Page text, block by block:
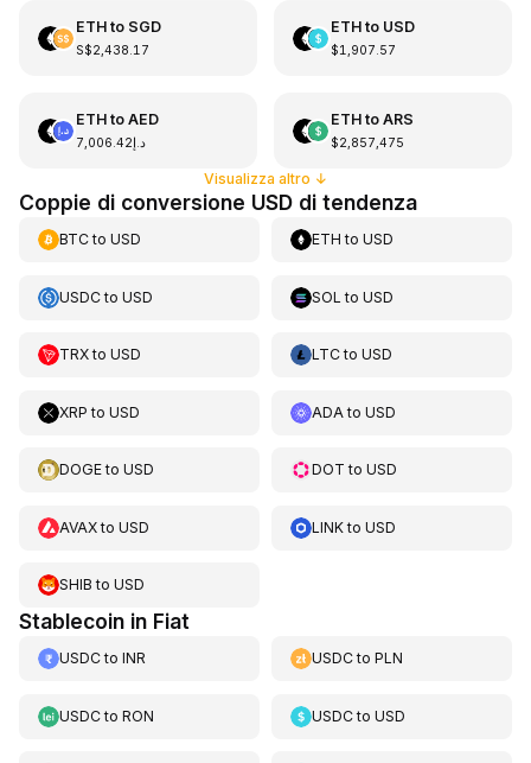
ETHto SGD
S$2,438.17
ETHto USD
$1,907.57
ETHto AED
د.إ7,006.42
ETHto ARS
$2,857,475
Visualizza altro ↓
Coppie di conversione USD di tendenza
BTCto USD ETH toUSD
USDCto USD SOL toUSD
TRXto USD LTCtoUSD
XRP to USD ADA toUSD
DOGEto USD DOT toUSD
AVAXto USD LINKtoUSD
SHIB to USD
Stablecoin in Fiat
USDCto INR USDCtoPLN
USDCto RON USDCtoUSD